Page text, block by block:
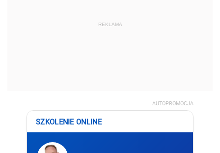
REKLAMA
AUTOPROMOCJA
SZKOLENIE ONLINE